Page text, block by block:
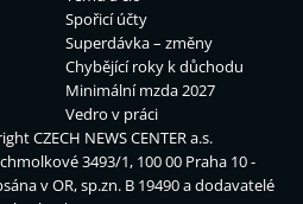
Spořicí účty
Superdávka – změny
Chybějící roky k důchodu
Minimální mzda 2027
Vedro v práci
CZECH NEWS CENTER a.s.
3493/1, 100 00 Praha 10 -
v OR, sp.zn. B 19490 a dodavatelé